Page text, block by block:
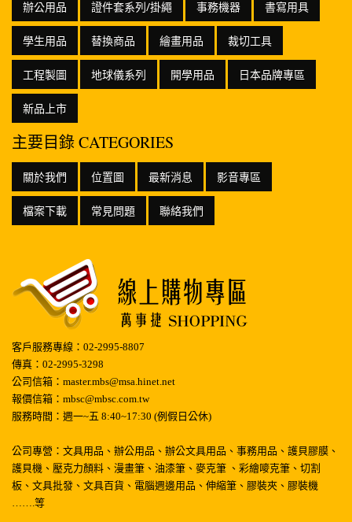
學生用品 替換商品 繪畫用品 裁切工具
工程製圖 地球儀系列 開學用品 日本品牌專區
新品上市
主要目錄 CATEGORIES
關於我們
檔案下載 常見問題 聯絡我們
客戶服務專線：02-2995-8807
傳真：02-2995-3298
公司信箱：master.mbs@msa.hinet.net
報價信箱：mbsc@mbsc.com.tw
服務時間：週一~五 8:40~17:30 (例假日公休)
護貝機、壓克力顏料、漫畫筆、油漆筆、麥克筆 、彩繪嘜克筆、切割
板、文具批發、文具百貨、電腦週邊用品、伸縮筆、膠裝夾、膠裝機
…….等